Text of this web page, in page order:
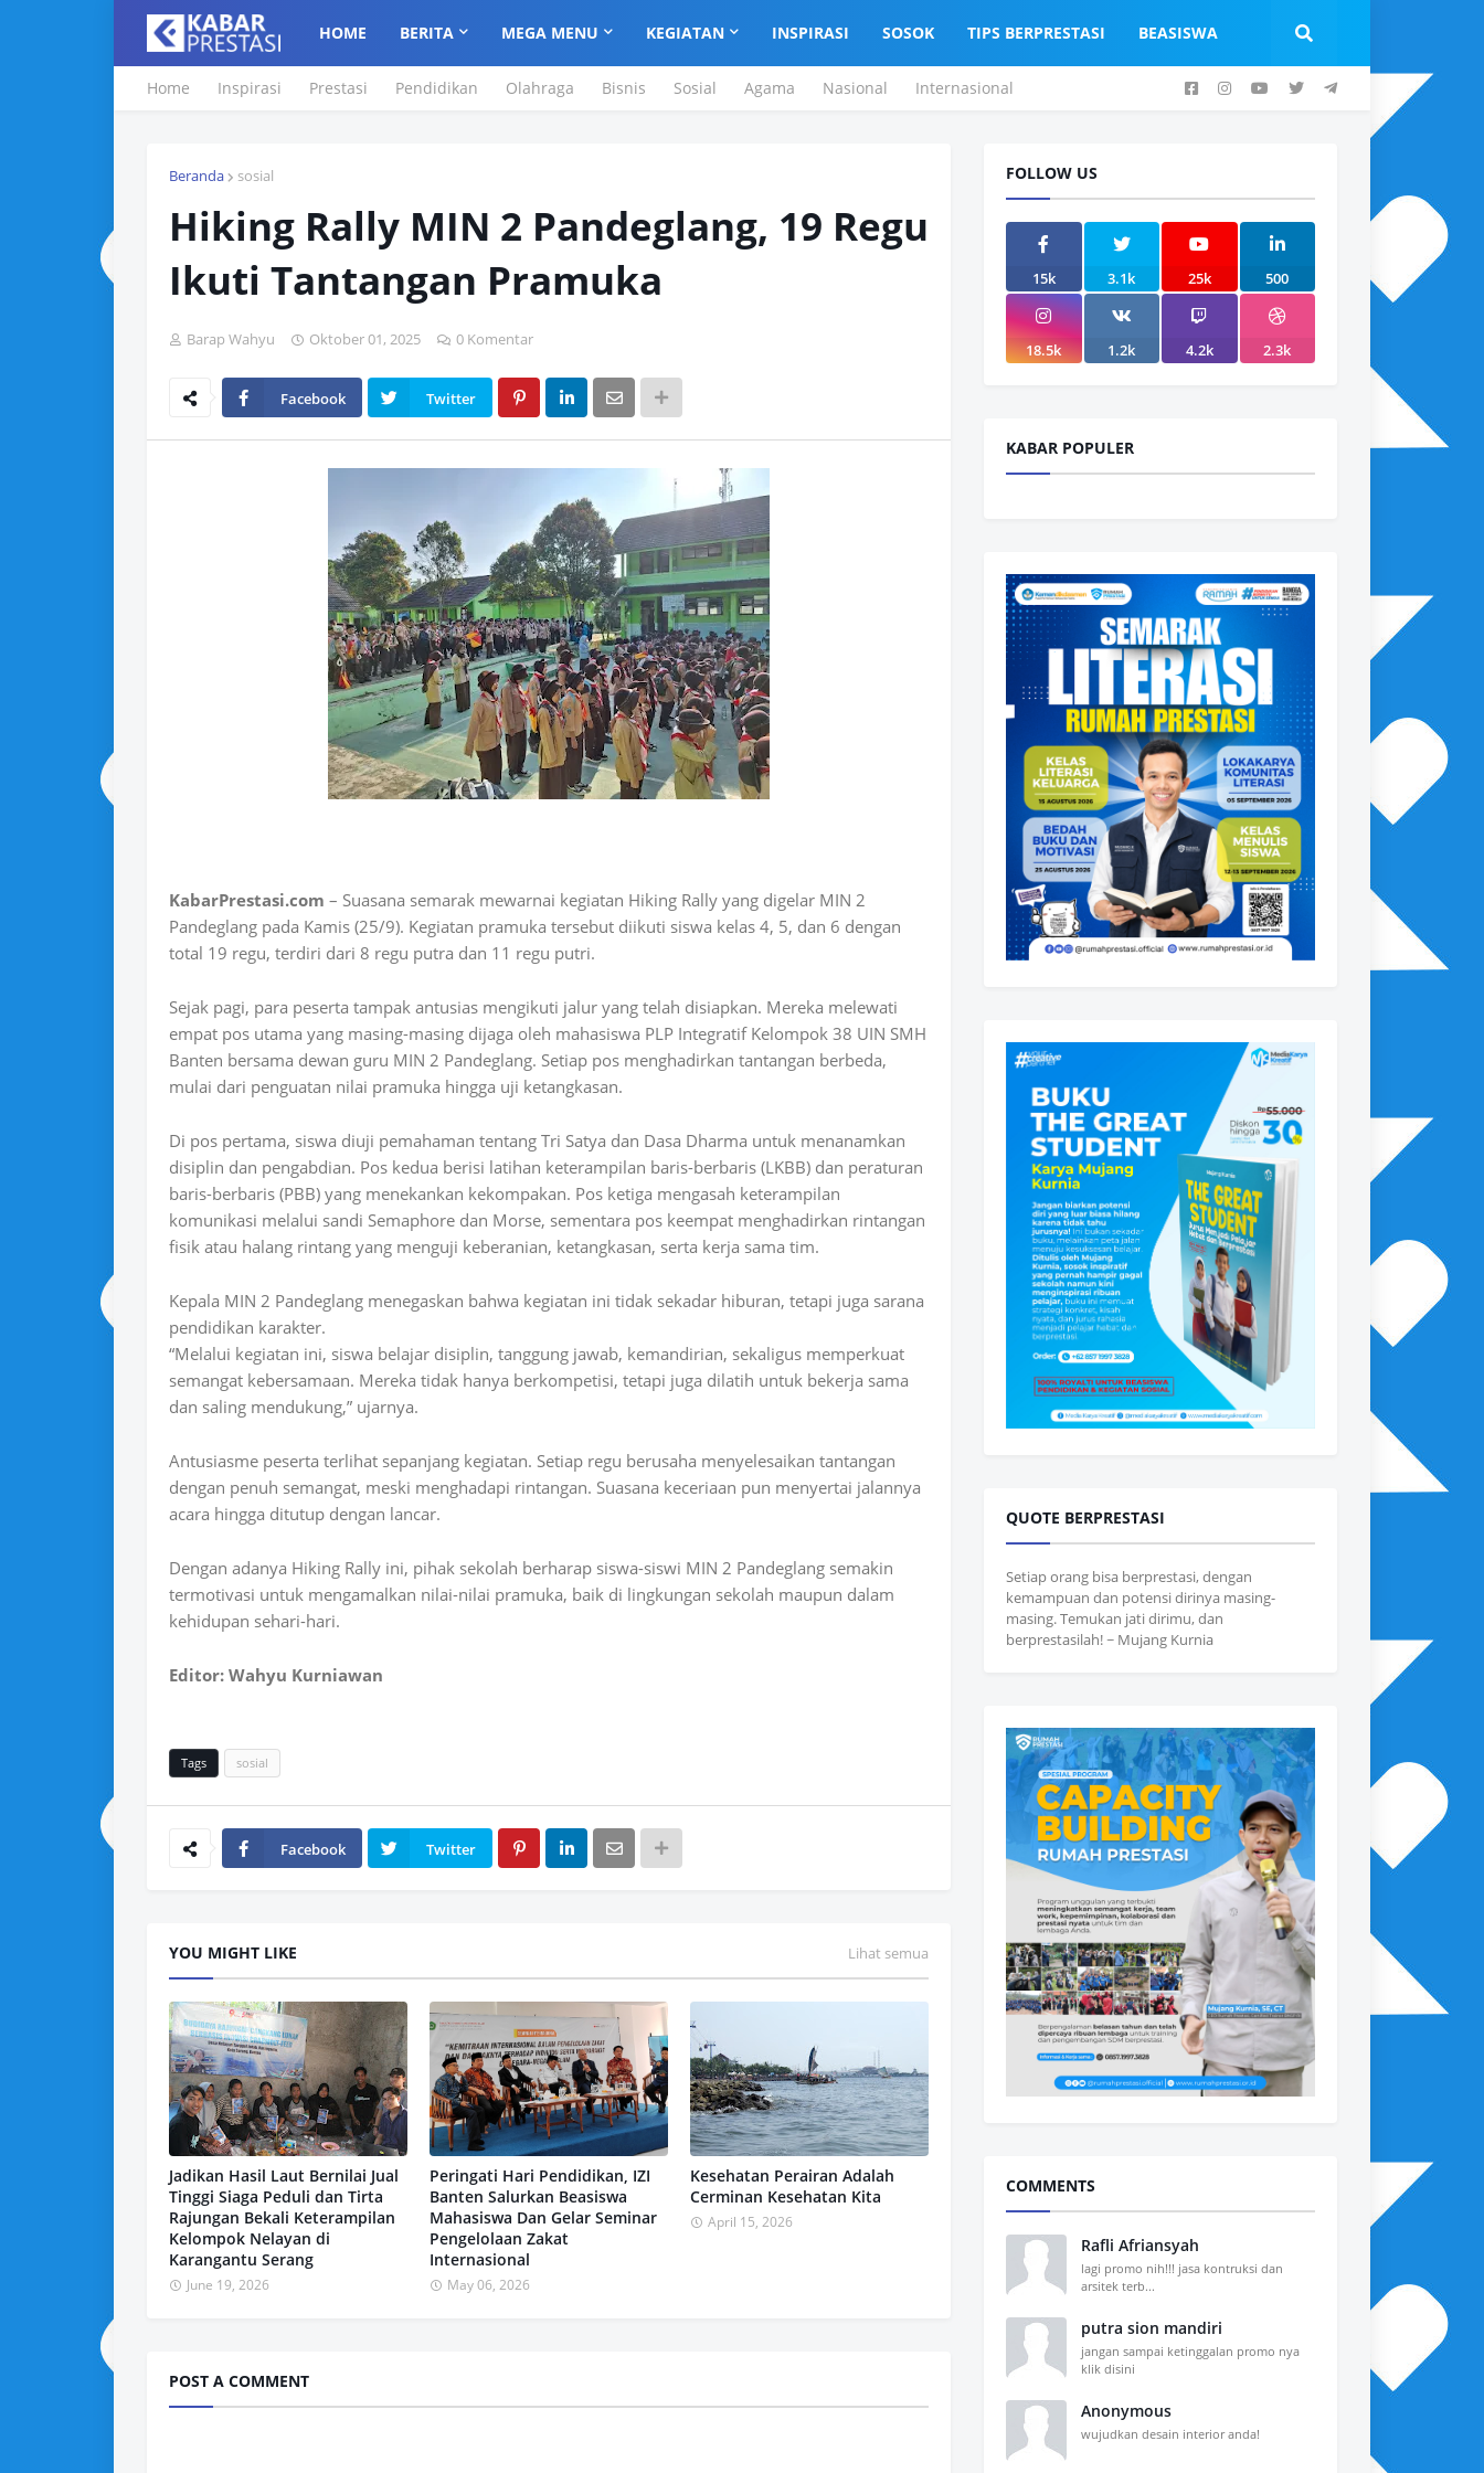
HOME BERITA MEGA MENU KEGIATAN INSPIRASI SOSOK TIPS BERPRESTASI BEASISWA
Home Inspirasi Prestasi Pendidikan Olahraga Bisnis Sosial Agama Nasional Internasional
Beranda sosial
Hiking Rally MIN 2 Pandeglang, 19 Regu
Ikuti Tantangan Pramuka
Barap Wahyu Oktober 01, 2025 0 Komentar
Facebook Twitter
KabarPrestasi.com – Suasana semarak mewarnai kegiatan Hiking Rally yang digelar MIN 2
Pandeglang pada Kamis (25/9). Kegiatan pramuka tersebut diikuti siswa kelas 4, 5, dan 6 dengan
total 19 regu, terdiri dari 8 regu putra dan 11 regu putri.
Sejak pagi, para peserta tampak antusias mengikuti jalur yang telah disiapkan. Mereka melewati
empat pos utama yang masing-masing dijaga oleh mahasiswa PLP Integratif Kelompok 38 UIN SMH
Banten bersama dewan guru MIN 2 Pandeglang. Setiap pos menghadirkan tantangan berbeda,
mulai dari penguatan nilai pramuka hingga uji ketangkasan.
Di pos pertama, siswa diuji pemahaman tentang Tri Satya dan Dasa Dharma untuk menanamkan
disiplin dan pengabdian. Pos kedua berisi latihan keterampilan baris-berbaris (LKBB) dan peraturan
baris-berbaris (PBB) yang menekankan kekompakan. Pos ketiga mengasah keterampilan
komunikasi melalui sandi Semaphore dan Morse, sementara pos keempat menghadirkan rintangan
fisik atau halang rintang yang menguji keberanian, ketangkasan, serta kerja sama tim.
Kepala MIN 2 Pandeglang menegaskan bahwa kegiatan ini tidak sekadar hiburan, tetapi juga sarana
pendidikan karakter.
“Melalui kegiatan ini, siswa belajar disiplin, tanggung jawab, kemandirian, sekaligus memperkuat
semangat kebersamaan. Mereka tidak hanya berkompetisi, tetapi juga dilatih untuk bekerja sama
dan saling mendukung,” ujarnya.
Antusiasme peserta terlihat sepanjang kegiatan. Setiap regu berusaha menyelesaikan tantangan
dengan penuh semangat, meski menghadapi rintangan. Suasana keceriaan pun menyertai jalannya
acara hingga ditutup dengan lancar.
Dengan adanya Hiking Rally ini, pihak sekolah berharap siswa-siswi MIN 2 Pandeglang semakin
termotivasi untuk mengamalkan nilai-nilai pramuka, baik di lingkungan sekolah maupun dalam
kehidupan sehari-hari.
Editor: Wahyu Kurniawan
Tags sosial
Facebook Twitter
YOU MIGHT LIKE Lihat semua
Jadikan Hasil Laut Bernilai Jual
Tinggi Siaga Peduli dan Tirta
Rajungan Bekali Keterampilan
Kelompok Nelayan di
Karangantu Serang
June 19, 2026
Peringati Hari Pendidikan, IZI
Banten Salurkan Beasiswa
Mahasiswa Dan Gelar Seminar
Pengelolaan Zakat
Internasional
May 06, 2026
Kesehatan Perairan Adalah
Cerminan Kesehatan Kita
April 15, 2026
POST A COMMENT
FOLLOW US
15k 3.1k 25k 500
18.5k 1.2k 4.2k 2.3k
KABAR POPULER
QUOTE BERPRESTASI
Setiap orang bisa berprestasi, dengan
kemampuan dan potensi dirinya masing-
masing. Temukan jati dirimu, dan
berprestasilah! ~ Mujang Kurnia
COMMENTS
Rafli Afriansyah
lagi promo nih!!! jasa kontruksi dan
arsitek terb...
putra sion mandiri
jangan sampai ketinggalan promo nya
klik disini
Anonymous
wujudkan desain interior anda!